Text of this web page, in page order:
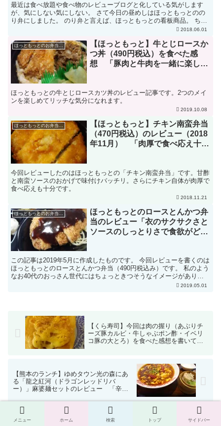
最近は食べ放題や食べ物のレビューブログと化している気がします
が、気にしない気にしない。 さて今日の昼めしはほっともっとのの
り弁にしました。 のり弁と言えば、ほっともっとの看板商品。 ちょ
っと前に300円に値段を統一したことで話題になってまし...2018.06.01
ほっともっとのお弁当のレビュー
【ほっともっと】牛とじロースか
つ丼（490円税込）を食べた感
想 「豚肉と牛肉を一緒に楽しめ
ほっともっとの牛とじロースカツ丼のレビュー記事です。2つのメイ
ンを楽しめてリッチな気分になれます。
2019.10.08
【ほっともっと】チキン南蛮弁当
（470円税込）のレビュー（2018
年11月） 「肉厚で食べ応え十分
今回レビューしたのはほっともっとの「チキン南蛮弁当」です。甘酢
と南蛮ソースのおかげで味付けバッチリ。さらにチキン自体が肉厚で
食べ応えも十分です。
2018.11.21
ほっともっとのロースとんかつ弁
当のレビュー「衣のサクサクさと
ソースのしっとりさで食欲がどん
この記事は2019年5月に作成したものです。 今回レビューを書くのは
ほっともっとのロースとんかつ弁当（490円税込み）です。 私のよう
なお40代のおっさん世代にはちょっときつそうなイメージがありま
2019.05.01
【くら寿司】今回は肉の握り（あぶりチ
ーズ豚カルビ・牛しゃぶポン酢・イベリ
コ豚の大とろ）を食べた感想を書いてみ
【熊本のランチ】ゆめタウン光の森にあ
る「龍之紅河（ドラゴンレッドリバ
ー）」麻婆麺セットのレビュー 「辛さ
ル」
ホーム ほっともっとのお弁当のレビュー
メニュー ホーム 検索 トップ サイドバー